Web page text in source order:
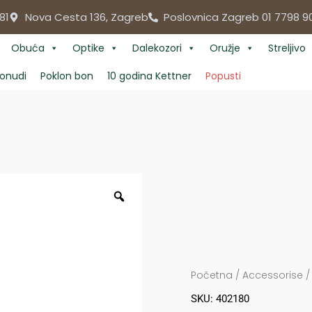
Nova Cesta 136, Zagreb Poslovnica Zagreb 01 7798
Obuća Optike Dalekozori Oružje Streljivo
Poklon bon 10 godina Kettner Popusti
Početna / Accessorise /
SKU: 402180